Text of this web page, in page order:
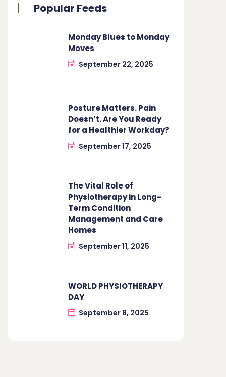
Popular Feeds
Monday Blues to Monday
Moves
September 22, 2025
Posture Matters. Pain
Doesn’t. Are You Ready
for a Healthier Workday?
September 17, 2025
The Vital Role of
Physiotherapy in Long-
Term Condition
Management and Care
Homes
September 11, 2025
WORLD PHYSIOTHERAPY
DAY
September 8, 2025